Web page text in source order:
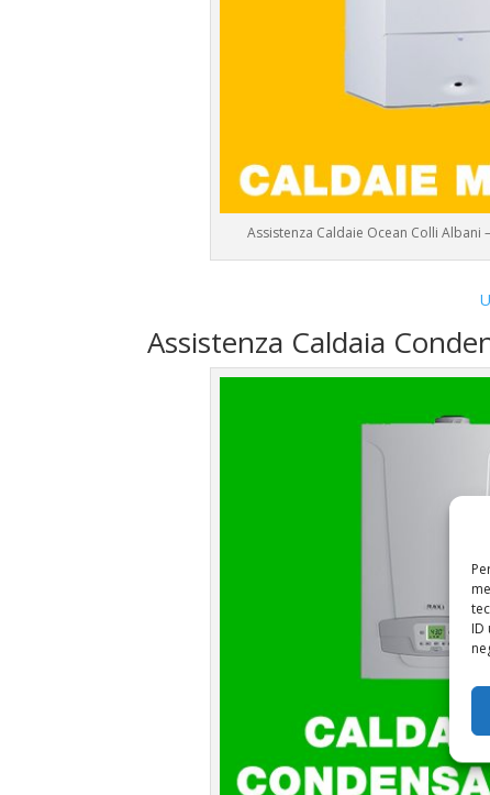
ID
Assistenza Caldaie Ocean Colli Albani
Assistenza Caldaia